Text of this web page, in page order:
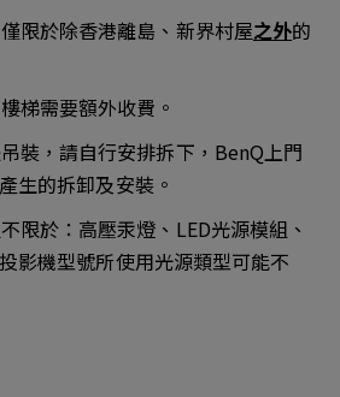
限於除香港離島、新界村屋之外的
梯需要額外收費。
裝，請自行安排拆下，BenQ上門
生的拆卸及安裝。
限於：高壓汞燈、LED光源模組、
影機型號所使用光源類型可能不